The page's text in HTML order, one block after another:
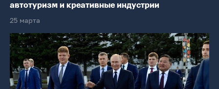
автотуризм и креативные индустрии
25 марта